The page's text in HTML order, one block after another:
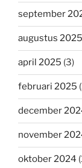
september
augustus 2025
april 2025 (3)
februari 2025
december
november
oktober 2024